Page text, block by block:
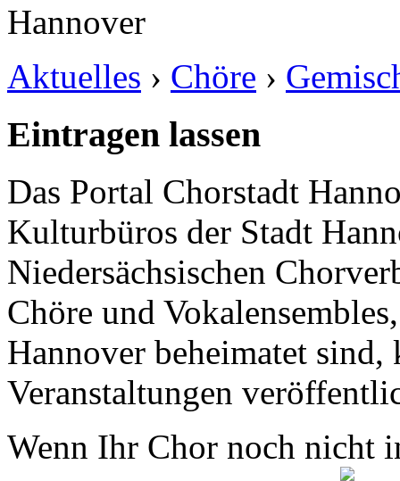
Aktuelles › Chöre ›
Eintragen lassen
Das Portal Chorstadt
Kulturbüros der Stadt
Niedersächsischen
Chöre und
Hannover beheimatet sind,
Veranstaltungen
Wenn Ihr Chor noch nicht